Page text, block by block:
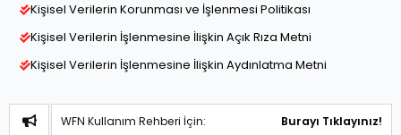
Kişisel Verilerin Korunması ve İşlenmesi Politikası
Kişisel Verilerin İşlenmesine İlişkin Açık Rıza Metni
Kişisel Verilerin İşlenmesine İlişkin Aydınlatma Metni
WFN Kullanım Rehberi İçin: Burayı Tıklayınız!